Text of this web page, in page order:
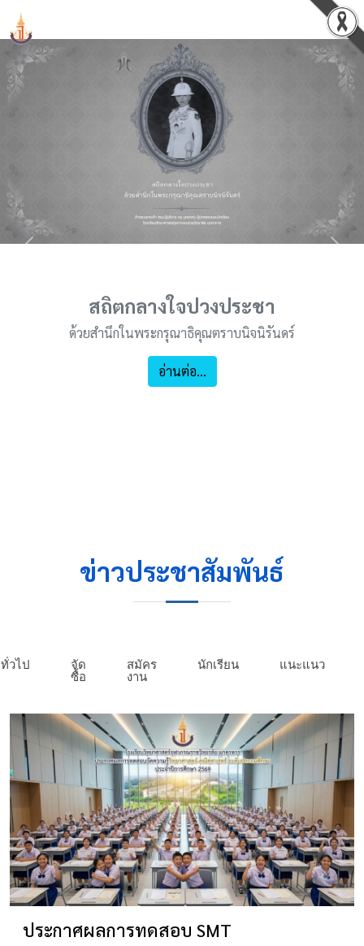
สถิตกลางใจปวงประชา
ด้วยสำนึกในพระกรุณาธิคุณตราบนิจนิรันดร์
อ่านต่อ...
ข่าวประชาสัมพันธ์
ทั่วไป จัด
ซื้อ
สมัคร
งาน
นักเรียน แนะแนว
ประกาศผลการทดสอบ SMT